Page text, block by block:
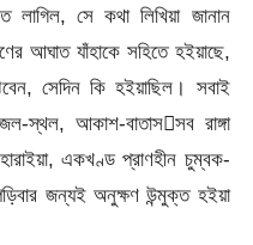
লাগিল, সে কথা লিখিয়া জানান
আঘাত যাঁহাকে সহিতে হইয়াছে,
সেদিন কি হইয়াছিল। সবাই
স্থল, আকাশ-বাতাসসব রাঙ্গা
একখণ্ড প্রাণহীন চুম্বক-
জন্যই অনুক্ষণ উন্মুক্ত হইয়া